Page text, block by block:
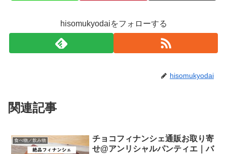
hisomukyodaiをフォローする
hisomukyodai
関連記事
食べ物／飲み物
チョコフィナンシェ通販お取り寄
せ@アンリシャルパンティエ｜バ